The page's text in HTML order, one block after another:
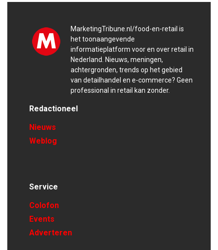
MarketingTribune.nl/food-en-retail is
het toonaangevende
informatieplatform voor en over retail in
Nederland. Nieuws, meningen,
achtergronden, trends op het gebied
van detailhandel en e-commerce? Geen
professional in retail kan zonder.
Redactioneel
Nieuws
Weblog
Service
Colofon
Events
Adverteren